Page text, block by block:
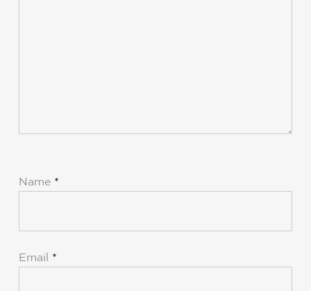
Name *
Email *